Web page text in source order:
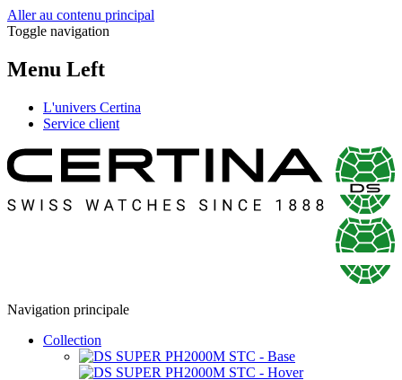
Aller au contenu principal
Toggle navigation
Menu Left
L'univers Certina
Service client
Navigation principale
Collection